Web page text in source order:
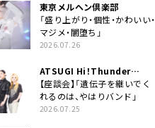
東京メルヘン倶楽部
「盛り上がり・個性・かわいい・
マジメ・闇堕ち」
2026.07.26
ATSUGI Hi！Thunder
Rock Festival
【座談会】「遺伝子を継いでく
れるのは、やはりバンド」
2026.07.25